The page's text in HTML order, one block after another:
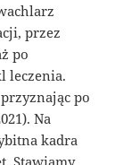
przez
po
leczenia.
po
Na
kadra